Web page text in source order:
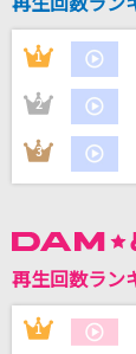
1
2
3
再生回数ラン
1